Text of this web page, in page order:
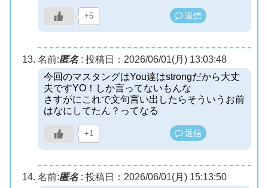
+5 返信
名前:匿名: 投稿日：2026/06/01(月) 13:03:48
今回のマスタングはYou達はstrongだから大丈
夫ですYO！しか言ってないもんな
さすがにこれで文句言い出したらそういうお前
はなにしてたん？ってなる
+1 返信
名前:匿名: 投稿日：2026/06/01(月) 15:13:50